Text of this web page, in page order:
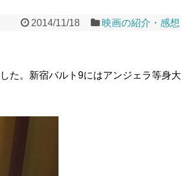
2014/11/18 映画の紹介・感想
た。新宿バルト9にはアンジェラ等身大